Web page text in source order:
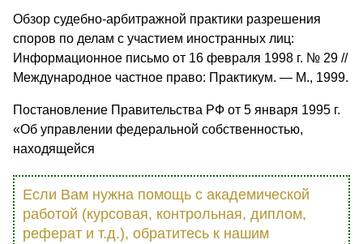
Обзор судебно-арбитражной практики разрешения
споров по делам с участием иностранных лиц:
Информационное письмо от 16 февраля 1998 г. № 29 //
Международное частное право: Практикум. — М., 1999.
Постановление Правительства РФ от 5 января 1995 г.
«Об управлении федеральной собственностью,
находящейся
Если Вам нужна помощь с академической
работой (курсовая, контрольная, диплом,
реферат и т.д.), обратитесь к нашим